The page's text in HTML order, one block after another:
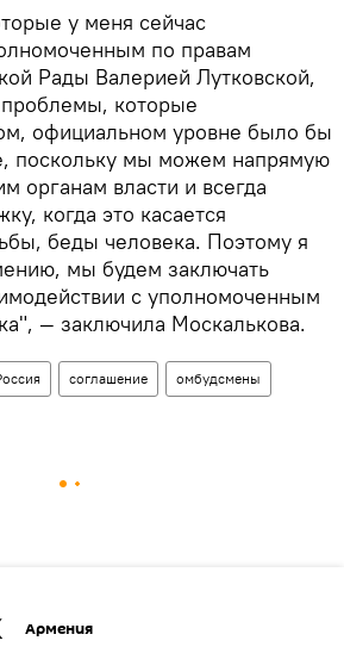
у меня сейчас
по правам
Рады Валерией Лутковской,
которые
официальном уровне было бы
поскольку мы можем напрямую
органам власти и всегда
когда это касается
беды человека. Поэтому я
мы будем заключать
с уполномоченным
— заключила Москалькова.
соглашение омбудсмены
Армения